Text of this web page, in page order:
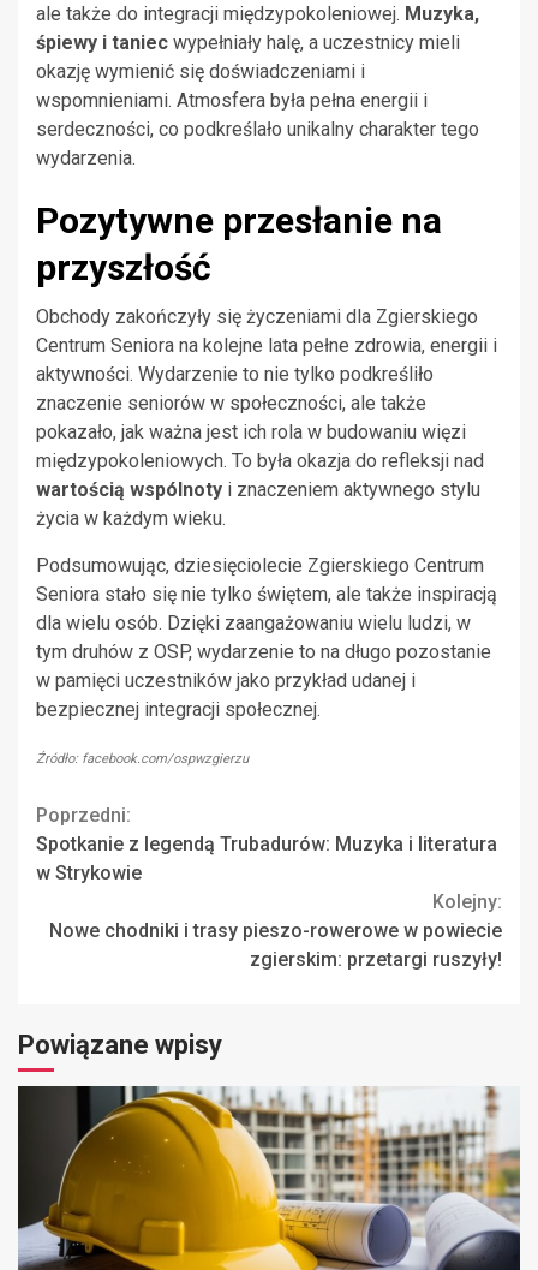
ale także do integracji międzypokoleniowej. Muzyka,
śpiewy i taniec wypełniały halę, a uczestnicy mieli
okazję wymienić się doświadczeniami i
wspomnieniami. Atmosfera była pełna energii i
serdeczności, co podkreślało unikalny charakter tego
wydarzenia.
Pozytywne przesłanie na
przyszłość
Obchody zakończyły się życzeniami dla Zgierskiego
Centrum Seniora na kolejne lata pełne zdrowia, energii i
aktywności. Wydarzenie to nie tylko podkreśliło
znaczenie seniorów w społeczności, ale także
pokazało, jak ważna jest ich rola w budowaniu więzi
międzypokoleniowych. To była okazja do refleksji nad
wartością wspólnoty i znaczeniem aktywnego stylu
życia w każdym wieku.
Podsumowując, dziesięciolecie Zgierskiego Centrum
Seniora stało się nie tylko świętem, ale także inspiracją
dla wielu osób. Dzięki zaangażowaniu wielu ludzi, w
tym druhów z OSP, wydarzenie to na długo pozostanie
w pamięci uczestników jako przykład udanej i
bezpiecznej integracji społecznej.
Źródło: facebook.com/ospwzgierzu
Continue
Reading
Poprzedni:
Spotkanie z legendą Trubadurów: Muzyka i literatura
w Strykowie
Kolejny:
Nowe chodniki i trasy pieszo-rowerowe w powiecie
zgierskim: przetargi ruszyły!
Powiązane wpisy